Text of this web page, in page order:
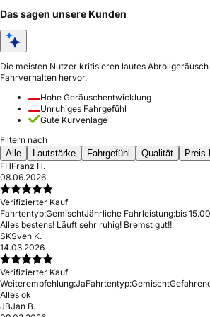
Das sagen unsere Kunden
Die meisten Nutzer kritisieren lautes
Fahrverhalten hervor.
Hohe Geräuschentwicklung
Unruhiges Fahrgefühl
Gute Kurvenlage
Filtern nach
Alle
Lautstärke Fahrgefühl Qualität
FHFranz H.
08.06.2026
Verifizierter Kauf
Fahrtentyp:GemischtJährliche Fahrleistung:bis
Alles bestens! Läuft sehr ruhig! Bremst gut!!
SKSven K.
14.03.2026
Verifizierter Kauf
Weiterempfehlung:JaFahrtentyp:Gemischt
Alles ok
JBJan B.